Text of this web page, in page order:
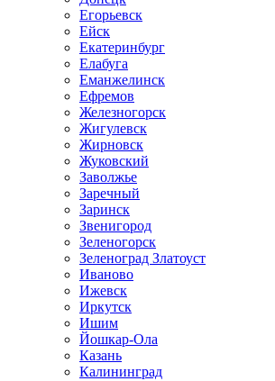
Егорьевск
Ейск
Екатеринбург
Елабуга
Еманжелинск
Ефремов
Железногорск
Жигулевск
Жирновск
Жуковский
Заволжье
Заречный
Заринск
Звенигород
Зеленогорск
Зеленоград Златоуст
Иваново
Ижевск
Иркутск
Ишим
Йошкар-Ола
Казань
Калининград